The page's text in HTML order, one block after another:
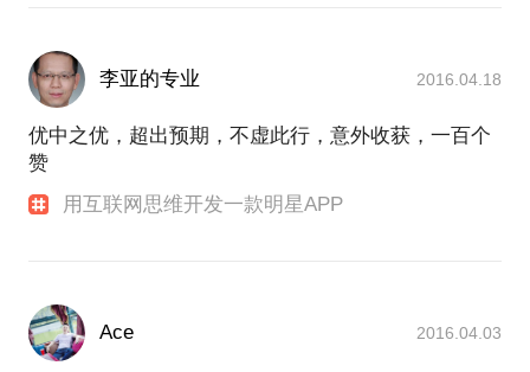
李亚的专业 2016.04.18
优中之优，超出预期，不虚此行，意外收获，一百个
赞
用互联网思维开发一款明星APP
Ace 2016.04.03